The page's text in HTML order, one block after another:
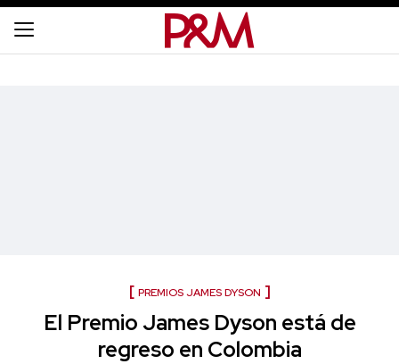
PREMIOS JAMES DYSON
El Premio James Dyson está de
regreso en Colombia